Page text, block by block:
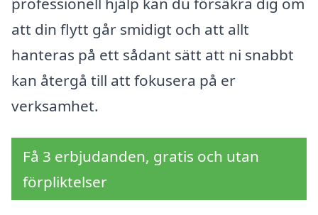
att din flytt går smidigt och att allt
hanteras på ett sådant sätt att ni snabbt
kan återgå till att fokusera på er
verksamhet.
Få 3 erbjudanden, gratis och utan
förpliktelser